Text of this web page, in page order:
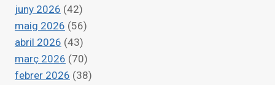
juny 2026 (42)
maig 2026 (56)
abril 2026 (43)
març 2026 (70)
febrer 2026 (38)